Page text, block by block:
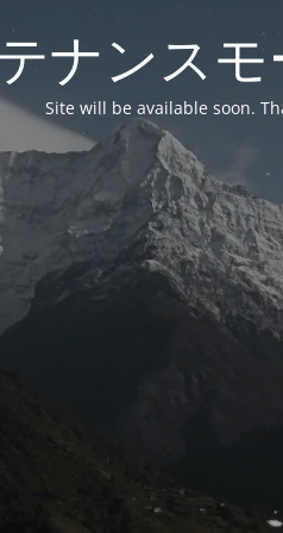
ナンス
Site will be available soon.